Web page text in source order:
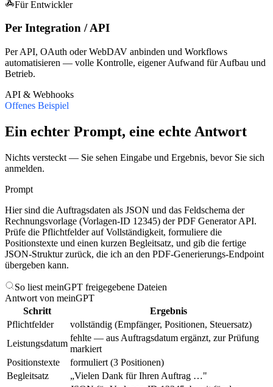
Für Entwickler
Per Integration / API
Per API, OAuth oder WebDAV anbinden und Workflows
automatisieren — volle Kontrolle, eigener Aufwand für Aufbau und
Betrieb.
API & Webhooks
Offenes Beispiel
Ein echter Prompt, eine echte Antwort
Nichts versteckt — Sie sehen Eingabe und Ergebnis, bevor Sie sich
anmelden.
Prompt
Hier sind die Auftragsdaten als JSON und das Feldschema der
Rechnungsvorlage (Vorlagen-ID 12345) der PDF Generator API.
Prüfe die Pflichtfelder auf Vollständigkeit, formuliere die
Positionstexte und einen kurzen Begleitsatz, und gib die fertige
JSON-Struktur zurück, die ich an den PDF-Generierungs-Endpoint
übergeben kann.
So liest meinGPT freigegebene Dateien
Antwort von meinGPT
Schritt
Ergebnis
Pflichtfelder
vollständig (Empfänger, Positionen, Steuersatz)
Leistungsdatum
fehlte — aus Auftragsdatum ergänzt, zur Prüfung
markiert
Positionstexte
formuliert (3 Positionen)
Begleitsatz
„Vielen Dank für Ihren Auftrag …"